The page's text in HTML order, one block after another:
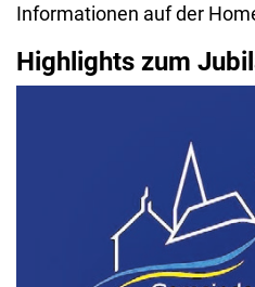
Informationen auf der
Highlights zum